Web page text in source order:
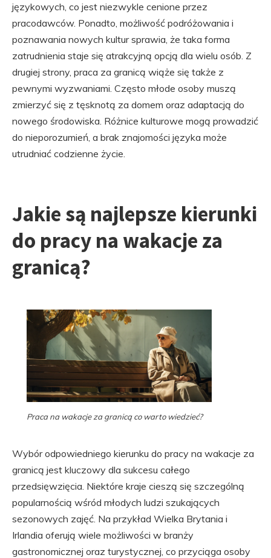
językowych, co jest niezwykle cenione przez
pracodawców. Ponadto, możliwość podróżowania i
poznawania nowych kultur sprawia, że taka forma
zatrudnienia staje się atrakcyjną opcją dla wielu osób. Z
drugiej strony, praca za granicą wiąże się także z
pewnymi wyzwaniami. Często młode osoby muszą
zmierzyć się z tęsknotą za domem oraz adaptacją do
nowego środowiska. Różnice kulturowe mogą prowadzić
do nieporozumień, a brak znajomości języka może
utrudniać codzienne życie.
Jakie są najlepsze kierunki
do pracy na wakacje za
granicą?
Praca na wakacje za granicą co warto wiedzieć?
Wybór odpowiedniego kierunku do pracy na wakacje za
granicą jest kluczowy dla sukcesu całego
przedsięwzięcia. Niektóre kraje cieszą się szczególną
popularnością wśród młodych ludzi szukających
sezonowych zajęć. Na przykład Wielka Brytania i
Irlandia oferują wiele możliwości w branży
gastronomicznej oraz turystycznej, co przyciąga osoby